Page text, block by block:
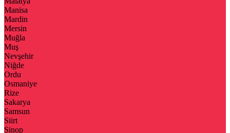
Manisa
Mardin
Mersin
Muğla
Muş
Nevşehir
Niğde
Ordu
Osmaniye
Rize
Sakarya
Samsun
Siirt
Sinop